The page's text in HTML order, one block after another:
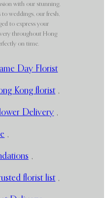
with our stunning,
to weddings, our fresh,
to express your
throughout Hong
on time.
Day Florist
Kong florist ,
Delivery ,
,
,
florist list ,